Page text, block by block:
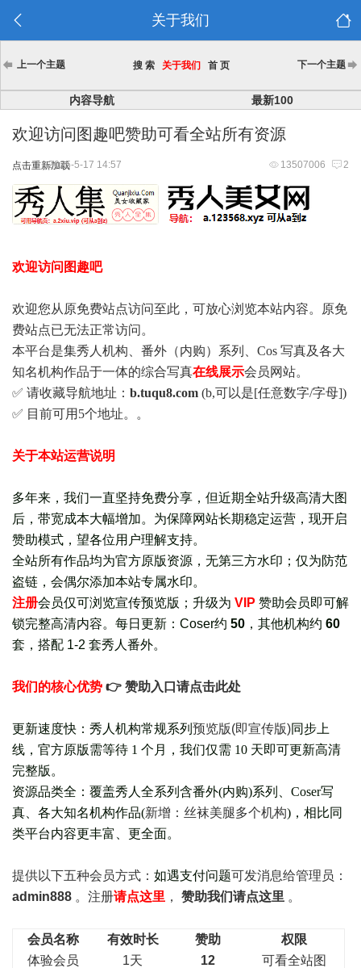
关于我们
上一个主题 搜 索 关于我们 首 页 下一个主题
内容导航 最新100
欢迎访问图趣吧赞助可看全站所有资源
点击重新加载 13507006 2
2025-5-17 14:57
欢迎访问图趣吧
欢迎您从原免费站点访问至此，可放心浏览本站内容。原免
费站点已无法正常访问。
本平台是集秀人机构、番外（内购）系列、Cos 写真及各大
知名机构作品于一体的综合写真在线展示会员网站。
✅ 请收藏导航地址： b.tuqu8.com (b,可以是[任意数字/字母])
✅ 目前可用5个地址。。
关于本站运营说明
多年来，我们一直坚持免费分享，但近期全站升级高清大图
后，带宽成本大幅增加。为保障网站长期稳定运营，现开启
赞助模式，望各位用户理解支持。
全站所有作品均为官方原版资源，无第三方水印；仅为防范
盗链，会偶尔添加本站专属水印。
注册会员仅可浏览宣传预览版 ； 升级为 VIP 赞助会员即可解
锁完整高清内容。每日更新： Coser约 50 ，其他机构约 60
套， 搭配 1-2 套秀人番外。
我们的核心优势 👉 赞助入口请点击此处
更新速度快：秀人机构常规系列 预览版(即宣传版)同步上
线，官方原版需等待 1 个月，我们仅需 10 天即可更新高清
完整版。
资源品类全：覆盖秀人全系列含番外(内购)系列、Coser写
真、各大知名机构作品(新增：丝袜美腿多个机构)，相比同
类平台内容更丰富、更全面。
提供以下五种会员方式： 如遇支付问题可发消息给管理员：
admin888 。注册请点这里 ， 赞助我们请点这里 。
会员名称 有效时长 赞助
权限
体验会员
1天 12
可看全站图